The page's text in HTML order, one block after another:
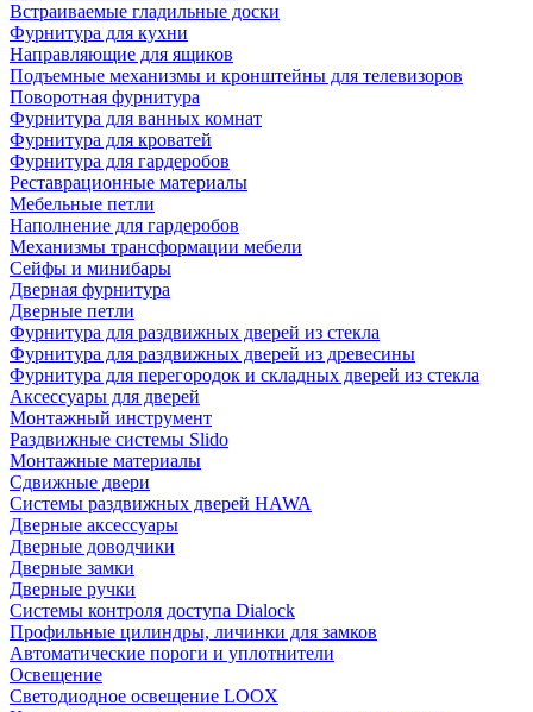
Встраиваемые гладильные доски
Фурнитура для кухни
Направляющие для ящиков
Подъемные механизмы и кронштейны для телевизоров
Поворотная фурнитура
Фурнитура для ванных комнат
Фурнитура для кроватей
Фурнитура для гардеробов
Реставрационные материалы
Мебельные петли
Наполнение для гардеробов
Механизмы трансформации мебели
Сейфы и минибары
Дверная фурнитура
Дверные петли
Фурнитура для раздвижных дверей из стекла
Фурнитура для раздвижных дверей из древесины
Фурнитура для перегородок и складных дверей из стекла
Аксессуары для дверей
Монтажный инструмент
Раздвижные системы Slido
Монтажные материалы
Сдвижные двери
Системы раздвижных дверей HAWA
Дверные аксессуары
Дверные доводчики
Дверные замки
Дверные ручки
Системы контроля доступа Dialock
Профильные цилиндры, личинки для замков
Автоматические пороги и уплотнители
Освещение
Светодиодное освещение LOOX